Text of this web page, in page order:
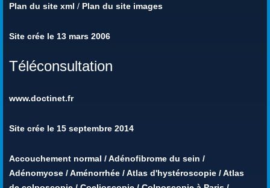
Plan du site xml / Plan du site images
Site crée le 13 mars 2006
Téléconsultation
www.doctinet.fr
Site crée le 15 septembre 2014
Accouchement normal /Adénofibrome du sein /
Adénomyose /Aménorrhée /Atlas d'hystéroscopie /Atlas